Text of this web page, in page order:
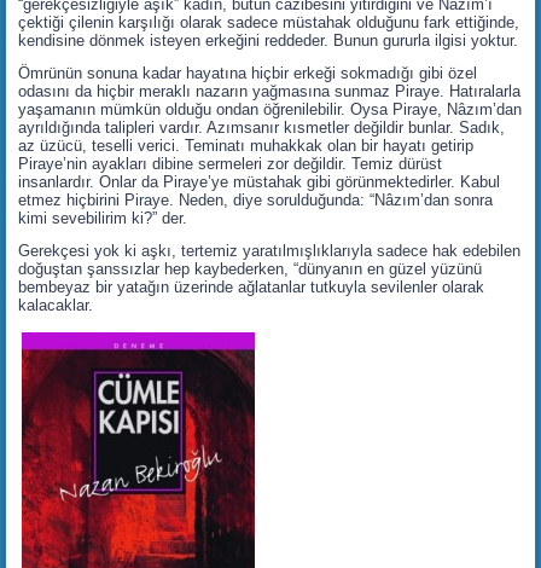
“gerekçesizliğiyle âşık” kadın, bütün cazibesini yitirdiğini ve Nâzım’ı
çektiği çilenin karşılığı olarak sadece müstahak olduğunu fark ettiğinde,
kendisine dönmek isteyen erkeğini reddeder. Bunun gururla ilgisi yoktur.
Ömrünün sonuna kadar hayatına hiçbir erkeği sokmadığı gibi özel
odasını da hiçbir meraklı nazarın yağmasına sunmaz Piraye. Hatıralarla
yaşamanın mümkün olduğu ondan öğrenilebilir. Oysa Piraye, Nâzım’dan
ayrıldığında talipleri vardır. Azımsanır kısmetler değildir bunlar. Sadık,
az üzücü, teselli verici. Teminatı muhakkak olan bir hayatı getirip
Piraye’nin ayakları dibine sermeleri zor değildir. Temiz dürüst
insanlardır. Onlar da Piraye’ye müstahak gibi görünmektedirler. Kabul
etmez hiçbirini Piraye. Neden, diye sorulduğunda: “Nâzım’dan sonra
kimi sevebilirim ki?” der.
Gerekçesi yok ki aşkı, tertemiz yaratılmışlıklarıyla sadece hak edebilen
doğuştan şanssızlar hep kaybederken, “dünyanın en güzel yüzünü
bembeyaz bir yatağın üzerinde ağlatanlar tutkuyla sevilenler olarak
kalacaklar.